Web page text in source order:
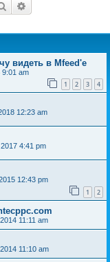
Поиск
видеть в Mfeed'е
9:01 am
1 2 3 4
12:23 am
4:41 pm
12:43 pm
1 2
11:11 am
11:10 am